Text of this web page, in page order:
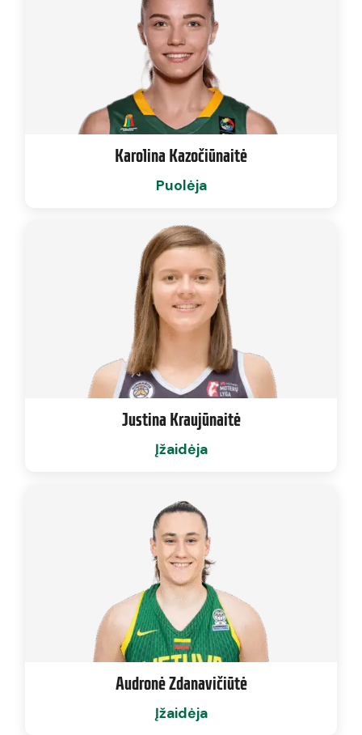
Karolina Kazočiūnaitė
Puolėja
Justina Kraujūnaitė
Įžaidėja
Audronė Zdanavičiūtė
Įžaidėja